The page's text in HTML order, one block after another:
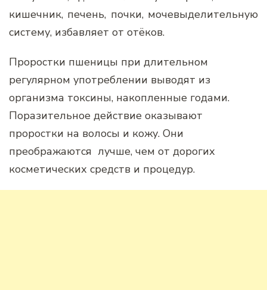
кишечник, печень, почки, мочевыделительную
систему, избавляет от отёков.
Проростки пшеницы при длительном
регулярном употреблении выводят из
организма токсины, накопленные годами.
Поразительное действие оказывают
проростки на волосы и кожу. Они
преображаются лучше, чем от дорогих
косметических средств и процедур.